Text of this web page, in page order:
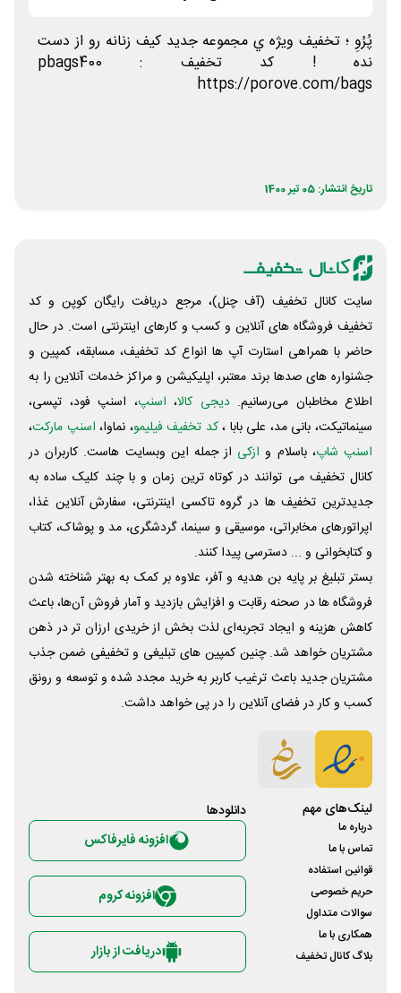
پُرُوِ ؛ تخفيف ويژه ي مجموعه جديد كيف زنانه رو از دست
نده ! كد تخفيف : pbags400
https://porove.com/bags
تاریخ انتشار: 05 تیر 1400
سایت کانال تخفیف (آف چنل)، مرجع دریافت رایگان کوپن و کد
تخفیف فروشگاه های آنلاین و کسب و‌ کارهای اینترنتی است. در حال
حاضر با همراهی استارت آپ ها انواع کد تخفیف، مسابقه، کمپین و
جشنواره های صدها برند معتبر، اپلیکیشن و مراکز خدمات آنلاین را به
اطلاع مخاطبان می‌رسانیم. دیجی کالا، اسنپ، اسنپ فود، تپسی،
سینماتیکت، بانی مد، علی‌ بابا ،کد تخفیف فیلیمو، نماوا، اسنپ مارکت،
اسنپ شاپ، باسلام و ازکی از جمله این وبسایت ‌هاست. کاربران در
کانال تخفیف می توانند در کوتاه ترین زمان و با چند کلیک ساده به
جدیدترین تخفیف ها در گروه تاکسی اینترنتی، سفارش آنلاین غذا،
اپراتورهای مخابراتی، موسیقی و سینما، گردشگری، مد و پوشاک، کتاب
و کتابخوانی و ... دسترسی پیدا کنند.
بستر تبلیغ بر پایه بن هدیه و آفر، علاوه بر کمک به بهتر شناخته شدن
فروشگاه ها در صحنه رقابت و افزایش بازدید و آمار فروش آن‌ها، باعث
کاهش هزینه و ایجاد تجربه‌ای لذت بخش از خریدی ارزان تر در ذهن
مشتریان خواهد شد. چنین کمپین های تبلیغی و تخفیفی ضمن جذب
مشتریان جدید باعث ترغیب کاربر به خرید مجدد شده و توسعه و رونق
کسب و کار در فضای آنلاین را در پی خواهد داشت.
لینک‌های مهم
درباره ما
تماس با ما
قوانین استفاده
حریم خصوصی
سوالات متداول
همکاری با ما
بلاگ کانال تخفیف
دانلود‌ها
افزونه فایرفاکس
افزونه کروم
دریافت از بازار